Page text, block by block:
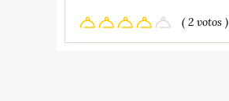
( 2 votos )